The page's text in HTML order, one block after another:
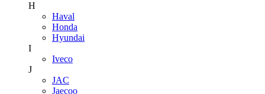
H
Haval
Honda
Hyundai
I
Iveco
J
JAC
Jaecoo